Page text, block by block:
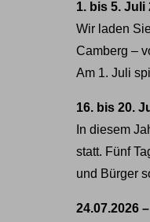
1. bis 5. Juli
Wir laden
Camberg –
Am 1. Juli
16. bis 20.
In diesem
statt. Fünf
und Bürger
24.07.2026